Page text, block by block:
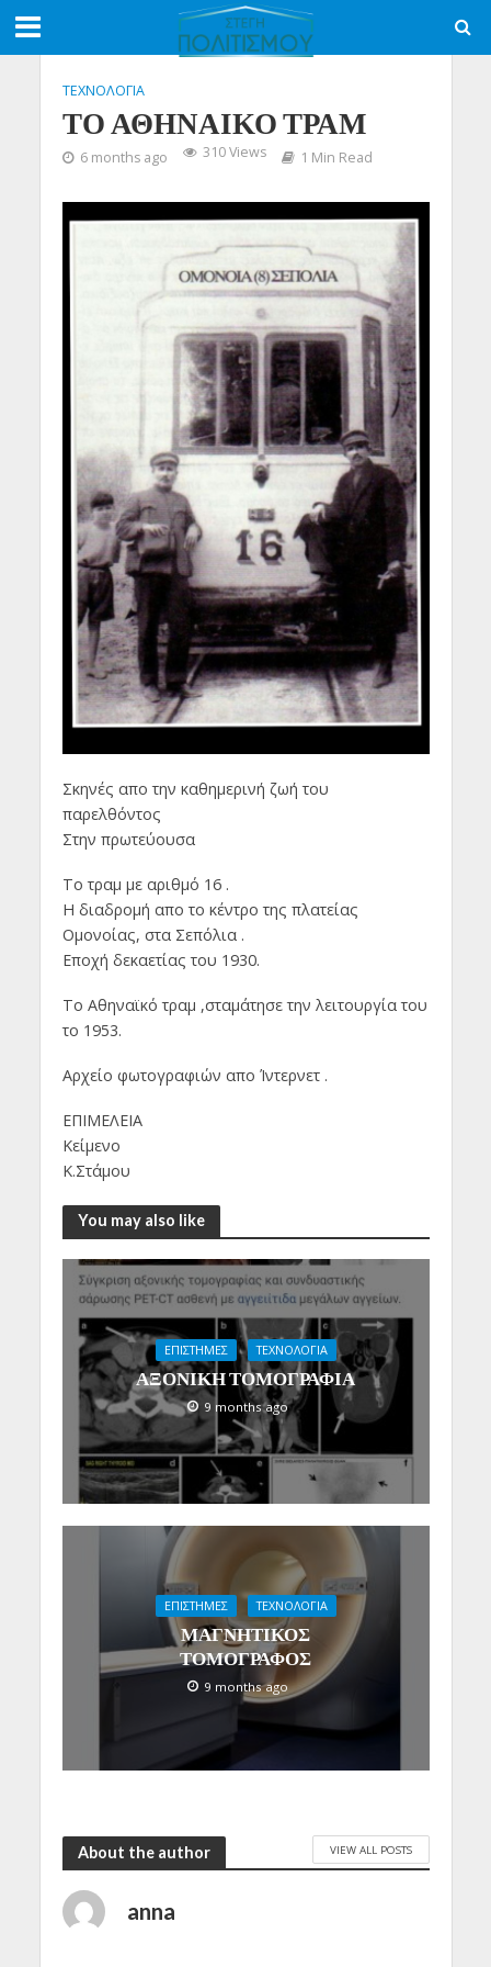
ΤΕΧΝΟΛΟΓΙΑ
ΤΟ ΑΘΗΝΑΙΚΟ ΤΡΑΜ
6 months ago 310 Views 1 Min Read
Σκηνές απο την καθημερινή ζωή του
παρελθόντος
Στην πρωτεύουσα
Το τραμ με αριθμό 16 .
Η διαδρομή απο το κέντρο της πλατείας
Ομονοίας, στα Σεπόλια .
Εποχή δεκαετίας του 1930.
Το Αθηναϊκό τραμ ,σταμάτησε την λειτουργία του
το 1953.
Αρχείο φωτογραφιών απο Ίντερνετ .
ΕΠΙΜΕΛΕΙΑ
Κείμενο
Κ.Στάμου
You may also like
ΕΠΙΣΤΗΜΕΣ ΤΕΧΝΟΛΟΓΙΑ
ΑΞΟΝΙΚΗ ΤΟΜΟΓΡΑΦΙΑ
9 months ago
ΕΠΙΣΤΗΜΕΣ ΤΕΧΝΟΛΟΓΙΑ
ΜΑΓΝΗΤΙΚΟΣ
ΤΟΜΟΓΡΑΦΟΣ
9 months ago
About the author VIEW ALL POSTS
anna